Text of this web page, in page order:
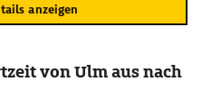
anzeigen
von Ulm aus nach